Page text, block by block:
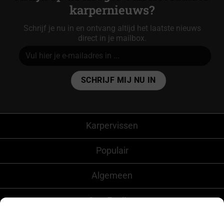
karpernieuws?
Schrijf je nu in en ontvang altijd het laatste nieuws
direct in je mailbox.
Karpervissen
Populair
Algemeen
CarpFeeling